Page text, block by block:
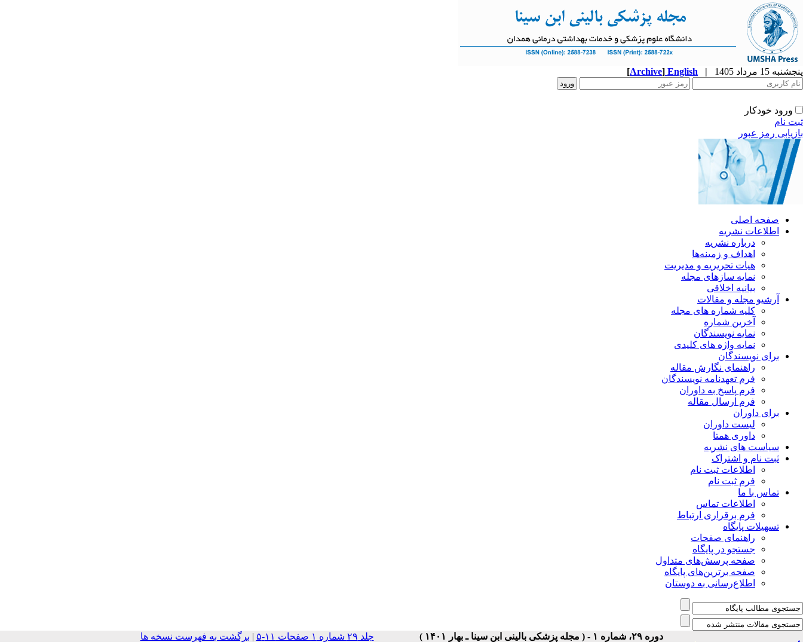
پنجشنبه 15 مرداد 1405 |
English
[Archive]
ورود خودکار
ثبت نام
بازیابی رمز عبور
صفحه اصلی
اطلاعات نشریه
درباره نشریه
اهداف و زمینه‌ها
هیات تحریریه و مدیریت
نمایه سازهای مجله
بیانیه اخلاقی
آرشیو مجله و مقالات
کلیه شماره های مجله
آخرین شماره
نمایه نویسندگان
نمایه واژه های کلیدی
برای نویسندگان
راهنمای نگارش مقاله
فرم تعهدنامه نویسندگان
فرم پاسخ به داوران
فرم ارسال مقاله
برای داوران
لیست داوران
داوری همتا
سیاست های نشریه
ثبت نام و اشتراک
اطلاعات ثبت نام
فرم ثبت نام
تماس با ما
اطلاعات تماس
فرم برقراری ارتباط
تسهیلات پایگاه
راهنمای صفحات
جستجو در پایگاه
صفحه پرسش‌های متداول
صفحه برترین‌های پایگاه
اطلاع‌رسانی به دوستان
دوره ۲۹، شماره ۱ - ( مجله پزشکی بالینی ابن سینا ـ بهار ۱۴۰۱ ) جلد ۲۹ شماره ۱ صفحات ۱۱-۵ | برگشت به فهرست نسخه ها